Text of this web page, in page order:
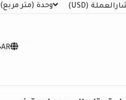
العملة (USD) وحدة (متر مربع)
AR